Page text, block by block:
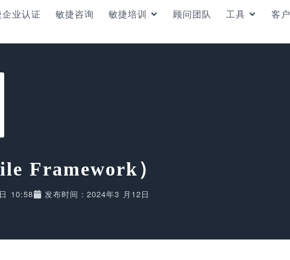
业认证 敏捷咨询 敏捷培训 顾问团队 工具 客户
Framework）
10:58 发布时间：2024年3 月12日